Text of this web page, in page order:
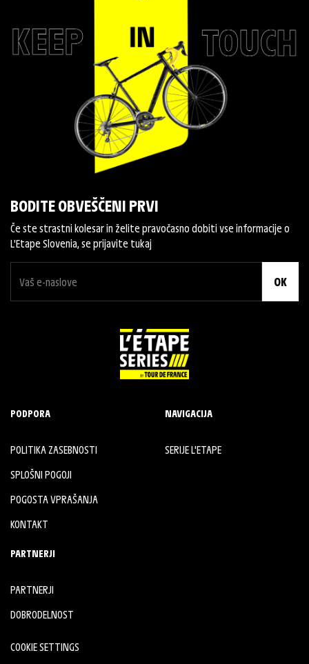
BODITE OBVEŠČENI PRVI
Če ste strastni kolesar in želite pravočasno dobiti vse informacije o
L'Etape Slovenia, se prijavite tukaj
OK
PODPORA
POLITIKA ZASEBNOSTI
SPLOŠNI POGOJI
POGOSTA VPRAŠANJA
KONTAKT
NAVIGACIJA
SERIJE L'ETAPE
PARTNERJI
PARTNERJI
DOBRODELNOST
COOKIE SETTINGS